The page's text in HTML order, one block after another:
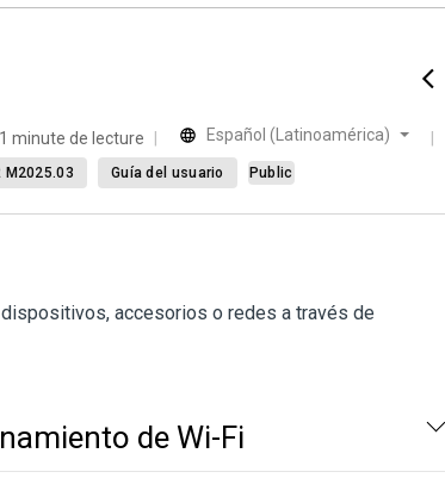
minute de lecture Español (Latinoamérica)
M2025.03 Guía del usuario Public
accesorios o redes a través de
de Wi-Fi